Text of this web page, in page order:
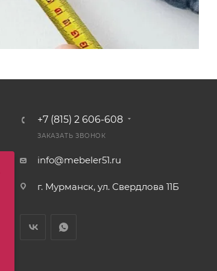
+7 (815) 2 606-608
ЗАКАЗАТЬ ЗВОНОК
info@mebeler51.ru
г. Мурманск, ул. Свердлова 11Б